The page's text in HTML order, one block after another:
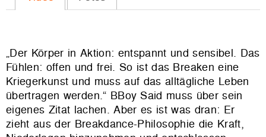
„Der Körper in Aktion: entspannt und sensibel. Das
Fühlen: offen und frei. So ist das Breaken eine
Kriegerkunst und muss auf das alltägliche Leben
übertragen werden.“ BBoy Said muss über sein
eigenes Zitat lachen. Aber es ist was dran: Er
zieht aus der Breakdance-Philosophie die Kraft,